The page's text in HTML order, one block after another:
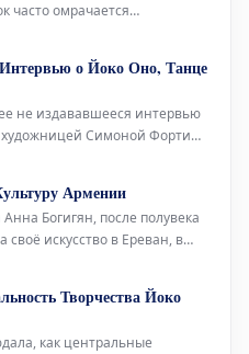
часто омрачается
то унылые биотуалеты в
для экспонентов».
о Йоко Оно, Танце
не издававшееся интервью
Симоной Форти
иконой Йоко Оно,
это интервью снова
Армении
Богигян, после полувека
искусство в Ереван, в
Её выставка под
Армении, выраженную
Творчества Йоко
как центральные